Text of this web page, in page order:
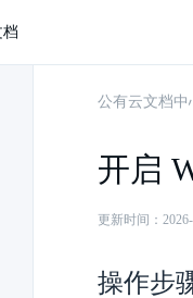
档
公有云文档中
开启
更新时间：
操作步